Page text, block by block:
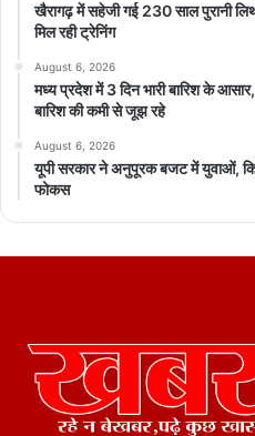
खैरागढ़ में सहेजी गई 230 साल पुरानी
मिल रही ट्रेनिंग
August 6, 2026
मध्य प्रदेश में 3 दिन भारी बारिश के
बारिश की कमी से जूझ रहे
August 6, 2026
यूपी सरकार ने अनुपूरक बजट में युवाओं,
फोकस